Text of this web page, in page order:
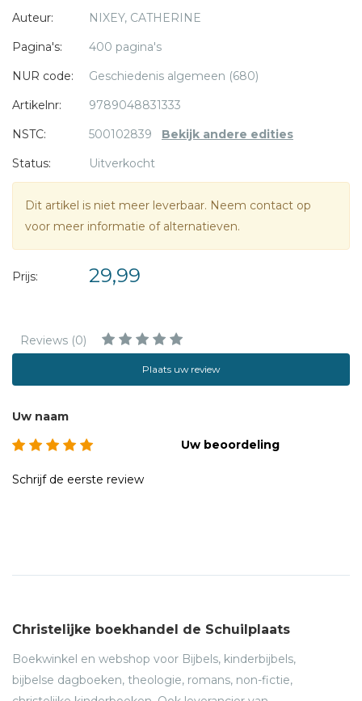
vertelt over een strijdvaardige nieuwe religie, die in het
begin van onze jaartelling opdook en willens en wetens de
Auteur:
NIXEY, CATHERINE
Pagina's:
400 pagina's
NUR code:
Geschiedenis algemeen (680)
Artikelnr:
9789048831333
NSTC:
500102839 Bekijk andere edities
Status:
Uitverkocht
Dit artikel is niet meer leverbaar. Neem contact op
voor meer informatie of alternatieven.
Prijs: 29,99
Reviews (0)
Plaats uw review
Uw naam
Uw beoordeling
Schrijf de eerste review
Christelijke boekhandel de Schuilplaats
Boekwinkel en webshop voor Bijbels, kinderbijbels,
bijbelse dagboeken, theologie, romans, non-fictie,